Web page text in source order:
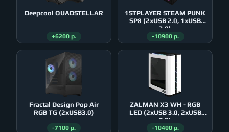
Deepcool QUADSTELLAR
+6200 р.
1STPLAYER STEAM PUNK
SP8 (2xUSB 2.0, 1xUSB
3.0)
-10900 р.
Fractal Design Pop Air
RGB TG (2xUSB3.0)
-7100 р.
ZALMAN X3 WH - RGB
LED (2xUSB 3.0, 2xUSB
2.0)
-10400 р.